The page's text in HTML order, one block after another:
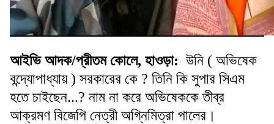
আইভি আদক/প্রীতম কোলে, হাওড়া: উনি ( অভিষেক
বন্দ্যোপাধ্যায় ) সরকারের কে ? তিনি কি সুপার সিএম
হতে চাইছেন...? নাম না করে অভিষেককে তীব্র
আক্রমণ বিজেপি নেত্রী অগ্নিমিত্রা পালের।